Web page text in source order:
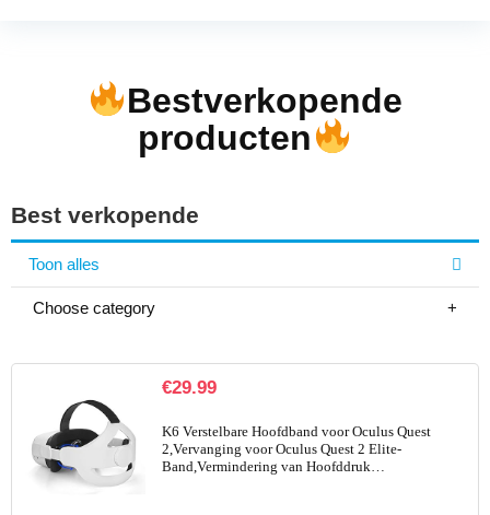
Bestverkopende
producten
Best verkopende
Toon alles
Choose category
€29.99
K6 Verstelbare Hoofdband voor Oculus Quest
2,Vervanging voor Oculus Quest 2 Elite-
Band,Vermindering van Hoofddruk…